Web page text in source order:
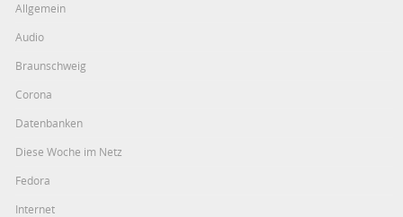
Allgemein
Audio
Braunschweig
Corona
Datenbanken
Diese Woche im Netz
Fedora
Internet